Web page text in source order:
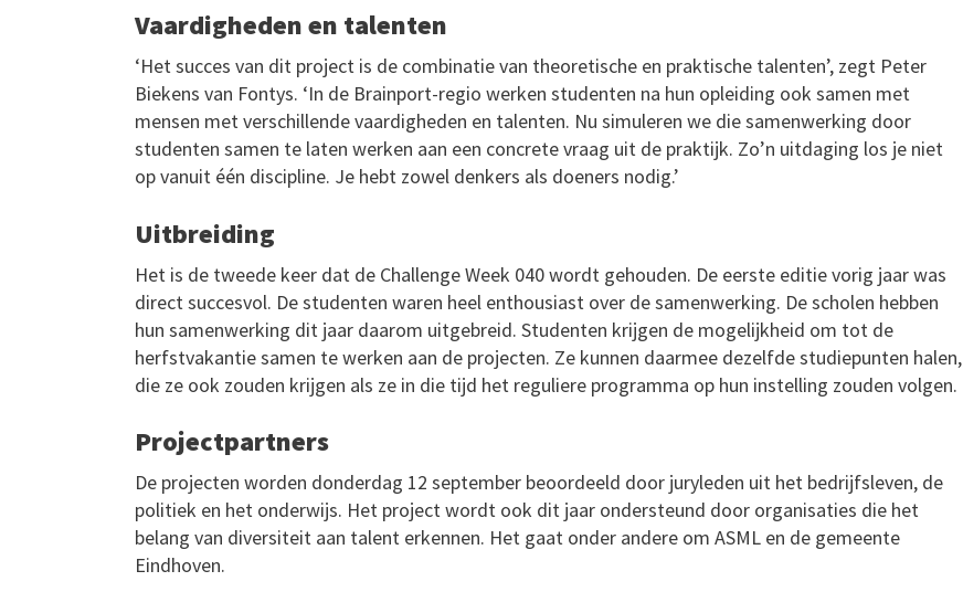
Vaardigheden en talenten
‘Het succes van dit project is de combinatie van theoretische en praktische talenten’, zegt Peter
Biekens van Fontys. ‘In de Brainport-regio werken studenten na hun opleiding ook samen met
mensen met verschillende vaardigheden en talenten. Nu simuleren we die samenwerking door
studenten samen te laten werken aan een concrete vraag uit de praktijk. Zo’n uitdaging los je niet
op vanuit één discipline. Je hebt zowel denkers als doeners nodig.’
Uitbreiding
Het is de tweede keer dat de Challenge Week 040 wordt gehouden. De eerste editie vorig jaar was
direct succesvol. De studenten waren heel enthousiast over de samenwerking. De scholen hebben
hun samenwerking dit jaar daarom uitgebreid. Studenten krijgen de mogelijkheid om tot de
herfstvakantie samen te werken aan de projecten. Ze kunnen daarmee dezelfde studiepunten halen,
die ze ook zouden krijgen als ze in die tijd het reguliere programma op hun instelling zouden volgen.
Projectpartners
De projecten worden donderdag 12 september beoordeeld door juryleden uit het bedrijfsleven, de
politiek en het onderwijs. Het project wordt ook dit jaar ondersteund door organisaties die het
belang van diversiteit aan talent erkennen. Het gaat onder andere om ASML en de gemeente
Eindhoven.